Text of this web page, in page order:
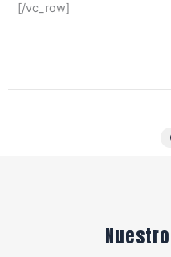
[/vc_row]